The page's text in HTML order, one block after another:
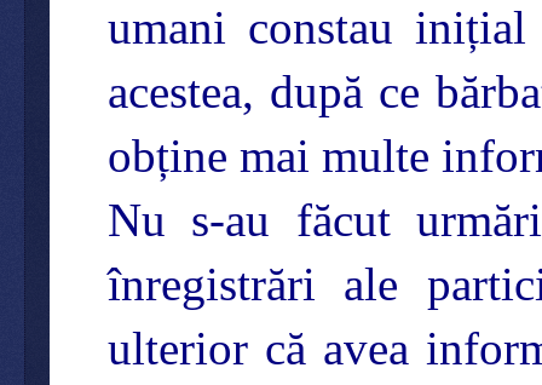
umani constau
acestea, după ce
obține mai multe
Nu s-au făcut
înregistrări ale
ulterior că avea